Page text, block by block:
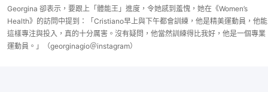
Georgina 卻表示，要跟上「體能王」進度，令她感到羞愧，她在《Women’s
Health》的訪問中提到：「Cristiano早上與下午都會訓練，他是精美運動員，他能
這樣專注與投入，真的十分厲害。沒有疑問，他當然訓練得比我好，他是一個專業
運動員。」（georginagio＠instagram）